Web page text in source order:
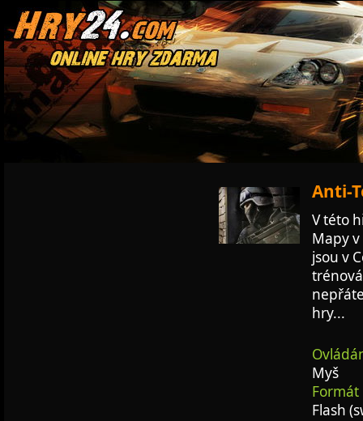
Anti-
V této
Mapy
jsou v
hry...
Myš
Flash